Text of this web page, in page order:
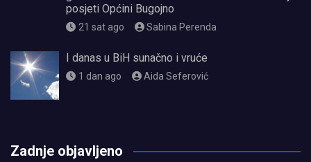
posjeti Općini Bugojno
21 sat ago Sabina Perenda
I danas u BiH sunačno i vruće
1 dan ago Aida Seferović
Zadnje objavljeno